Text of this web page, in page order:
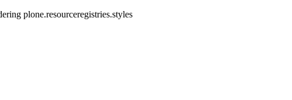
plone.resourceregistries.styles